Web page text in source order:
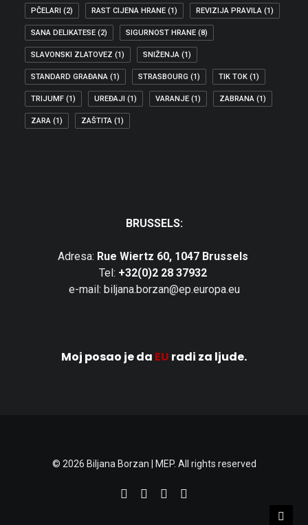
PČELARI (2) RAST CIJENA HRANE (1) REVIZIJA PRAVILA (1)
SANA DELIKATESE (2) SIGURNOST HRANE (8)
SLAVONSKI ZLATOVEZ (1) SNIŽENJA (1)
STANDARD GRAĐANA (1) STRASBOURG (1) TIK TOK (1)
TRIJUMF (1) UREĐAJI (1) VARANJE (1) ZABRANA (1)
ZARA (1) ZAŠTITA (1)
BRUSSELS:
Adresa: Rue Wiertz 60, 1047 Brussels
Tel: +32(0)2 28 37932
e-mail: biljana.borzan@ep.europa.eu
Moj posao je da EU radi za ljude.
© 2026 Biljana Borzan | MEP. All rights reserved